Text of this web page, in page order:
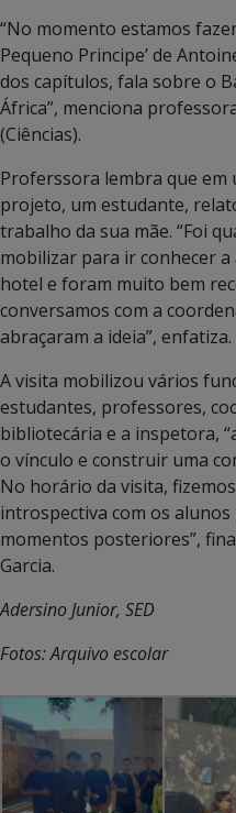
“No momento estamos
Pequeno Principe’ de
dos capítulos, fala sobre o
África”, menciona
(Ciências).
Proferssora lembra que em
projeto, um estudante,
trabalho da sua mãe. “Foi
mobilizar para ir conhecer
hotel e foram muito bem
conversamos com a
abraçaram a ideia”, enfatiza.
A visita mobilizou vários
estudantes, professores,
bibliotecária e a inspetora,
o vínculo e construir uma
No horário da visita,
introspectiva com os
momentos posteriores”,
Garcia.
Adersino Junior, SED
Fotos: Arquivo escolar